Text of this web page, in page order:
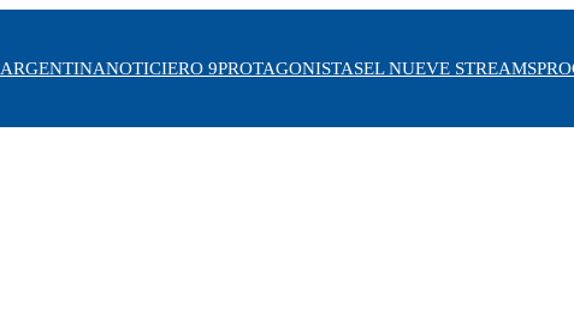
ARGENTINANOTICIERO 9PROTAGONISTASEL NUEVE STREAMS